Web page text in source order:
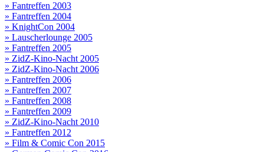
» Fantreffen 2003
» Fantreffen 2004
» KnightCon 2004
» Lauscherlounge 2005
» Fantreffen 2005
» ZidZ-Kino-Nacht 2005
» ZidZ-Kino-Nacht 2006
» Fantreffen 2006
» Fantreffen 2007
» Fantreffen 2008
» Fantreffen 2009
» ZidZ-Kino-Nacht 2010
» Fantreffen 2012
» Film & Comic Con 2015